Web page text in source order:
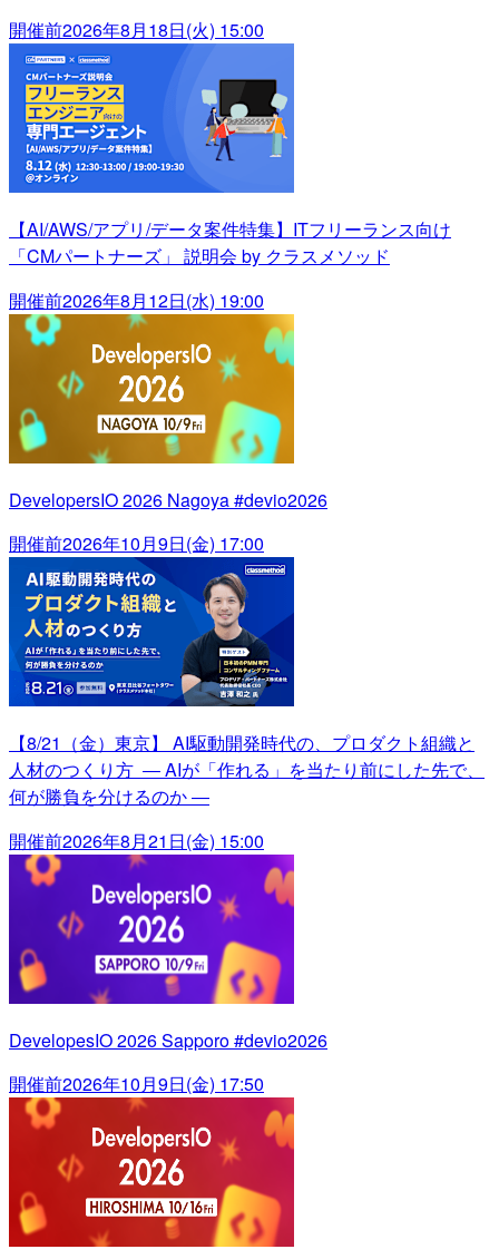
開催前2026年8月18日(火) 15:00
【AI/AWS/アプリ/データ案件特集】ITフリーランス向け
「CMパートナーズ」 説明会 by クラスメソッド
開催前2026年8月12日(水) 19:00
DevelopersIO 2026 Nagoya #devio2026
開催前2026年10月9日(金) 17:00
【8/21（金）東京】 AI駆動開発時代の、プロダクト組織と
人材のつくり方 ― AIが「作れる」を当たり前にした先で、
何が勝負を分けるのか ―
開催前2026年8月21日(金) 15:00
DevelopesIO 2026 Sapporo #devio2026
開催前2026年10月9日(金) 17:50